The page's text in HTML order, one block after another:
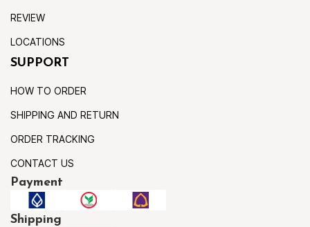
REVIEW
LOCATIONS
SUPPORT
HOW TO ORDER
SHIPPING AND RETURN
ORDER TRACKING
CONTACT US
Payment
Shipping